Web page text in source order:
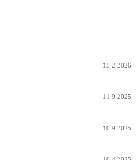
15.2.2026
11.9.2025
10.9.2025